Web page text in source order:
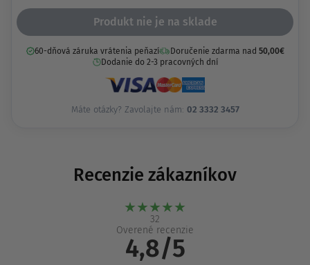
Produkt nie je na sklade
60-dňová záruka vrátenia peňazí Doručenie zdarma nad 50,00€
Dodanie do 2-3 pracovných dní
Máte otázky? Zavolajte nám: 02 3332 3457
Recenzie zákazníkov
★★★★★
32
Overené recenzie
4,8/5